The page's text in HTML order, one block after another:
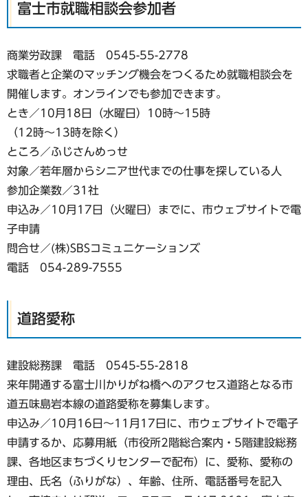
富士市就職相談会参加者
商業労政課 電話 0545-55-2778
求職者と企業のマッチング機会をつくるため就職相談会を
開催します。オンラインでも参加できます。
とき／10月18日（水曜日）10時〜15時
（12時～13時を除く）
ところ／ふじさんめっせ
対象／若年層からシニア世代までの仕事を探している人
参加企業数／31社
申込み／10月17日（火曜日）までに、市ウェブサイトで電
子申請
問合せ／(株)SBSコミュニケーションズ
電話 054-289-7555
道路愛称
建設総務課 電話 0545-55-2818
来年開通する富士川かりがね橋へのアクセス道路となる市
道五味島岩本線の道路愛称を募集します。
申込み／10月16日～11月17日に、市ウェブサイトで電子
申請するか、応募用紙（市役所2階総合案内・5階建設総務
課、各地区まちづくりセンターで配布）に、愛称、愛称の
理由、氏名（ふりがな）、年齢、住所、電話番号を記入